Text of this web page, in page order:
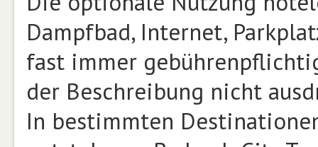
Dampfbad, Internet,
fast immer
der Beschreibung nicht
In bestimmten